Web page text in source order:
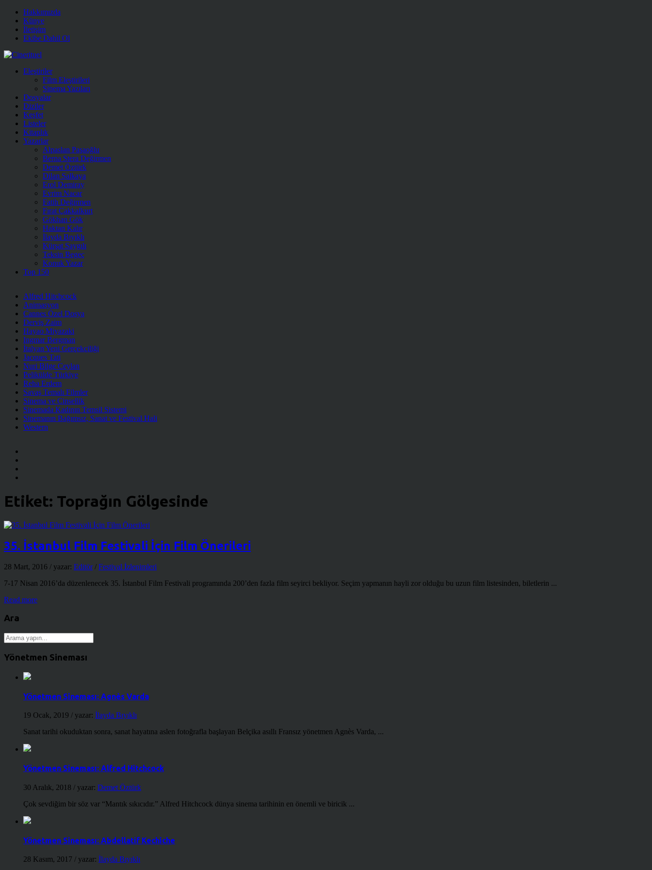
Hakkımızda
Künye
İletişim
Ekibe Dahil Ol
Eleştiriler
Film Eleştirileri
Sinema Yazıları
Dosyalar
Diziler
Keşfet
Listeler
Kitaplık
Yazarlar
Alpaslan Paşaoğlu
Berna Stera Değirmen
Demet Öztürk
Dilan Salkaya
Erol Demiray
Evrim Nacar
Fatih Değirmen
Fırat Çakkalkurt
Gökhan Gök
Haktan Kalır
İlayda Bıyıklı
Kürşat Saygılı
Teksin Begeç
Konuk Yazar
Top 150
Alfred Hitchcock
Animasyon
Cannes Özel Dosya
Derviş Zaim
Hayao Miyazaki
Ingmar Bergman
İtalyan Yeni Gerçekçiliği
Jacques Tati
Nuri Bilge Ceylan
Pelikülde Türkiye
Reha Erdem
Savaş Temalı Filmler
Sinema ve Cinsellik
Sinemada Kadının Temsil Sistemi
Sinemanın Bağımsız, Sanat ve Festival Hali
Western
Etiket: Toprağın Gölgesinde
35. İstanbul Film Festivali İçin Film Önerileri
28 Mart, 2016 / yazar: Editör/ Festival İzlenimleri
7-17 Nisan 2016’da düzenlenecek 35. İstanbul Film Festivali programında 200’den fazla film seyirci bekliyor. Seçim yapmanın hayli zor olduğu bu uzun film listesinden, biletlerin ...
Read more
Ara
Yönetmen Sineması
Yönetmen Sineması: Agnès Varda
19 Ocak, 2019 / yazar: İlayda Bıyıklı
Sanat tarihi okuduktan sonra, sanat hayatına aslen fotoğrafla başlayan Belçika asıllı Fransız yönetmen Agnès Varda, ...
Yönetmen Sineması: Alfred Hitchcock
30 Aralık, 2018 / yazar: Demet Öztürk
Çok sevdiğim bir söz var “Mantık sıkıcıdır.” Alfred Hitchcock dünya sinema tarihinin en önemli ve biricik ...
Yönetmen Sineması: Abdellatif Kechiche
28 Kasım, 2017 / yazar: İlayda Bıyıklı